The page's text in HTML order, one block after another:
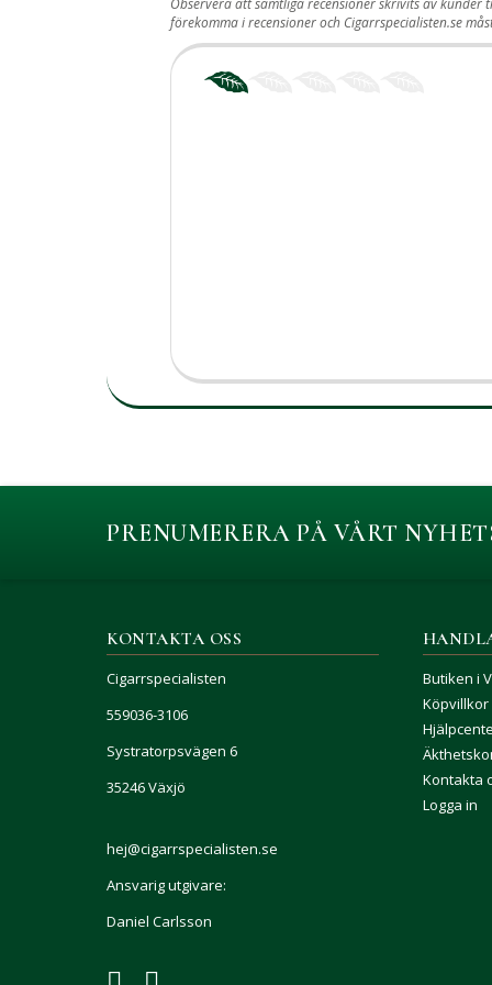
Observera att samtliga recensioner skrivits av
förekomma i recensioner och Cigarrspecialisten.se
PRENUMERERA PÅ VÅRT
KONTAKTA OSS
Cigarrspecialisten
559036-3106
Systratorpsvägen 6
35246 Växjö
hej@cigarrspecialisten.se
Ansvarig utgivare:
Daniel Carlsson
Butiken i
Köpvillkor
Kontakta
Logga in